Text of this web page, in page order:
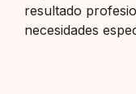
resultado
necesidades